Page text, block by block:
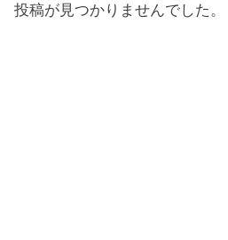
投稿が見つかりませんでした。